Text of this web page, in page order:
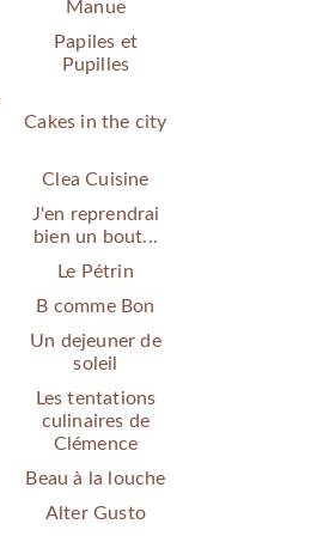
Manue
Papiles et
Pupilles
Cakes in the city
Clea Cuisine
J'en reprendrai
bien un bout...
Le Pétrin
B comme Bon
Un dejeuner de
soleil
Les tentations
culinaires de
Clémence
Beau à la louche
Alter Gusto